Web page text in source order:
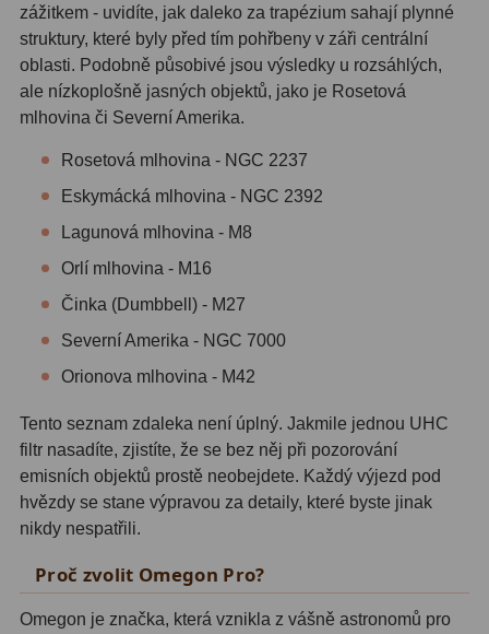
Sekundární zrcadla6
Příslušenství188
Výtahy a ostření1
Hledáčky32
Svítilny
Čištění28
Ostatní18
zážitkem - uvidíte, jak daleko za trapézium sahají plynné
struktury, které byly před tím pohřbeny v záři centrální
oblasti. Podobně působivé jsou výsledky u rozsáhlých,
ale nízkoplošně jasných objektů, jako je Rosetová
mlhovina či Severní Amerika.
Rosetová mlhovina - NGC 2237
Eskymácká mlhovina - NGC 2392
Lagunová mlhovina - M8
Orlí mlhovina - M16
Činka (Dumbbell) - M27
Severní Amerika - NGC 7000
Orionova mlhovina - M42
Tento seznam zdaleka není úplný. Jakmile jednou UHC
filtr nasadíte, zjistíte, že se bez něj při pozorování
emisních objektů prostě neobejdete. Každý výjezd pod
hvězdy se stane výpravou za detaily, které byste jinak
nikdy nespatřili.
Proč zvolit Omegon Pro?
Omegon je značka, která vznikla z vášně astronomů pro